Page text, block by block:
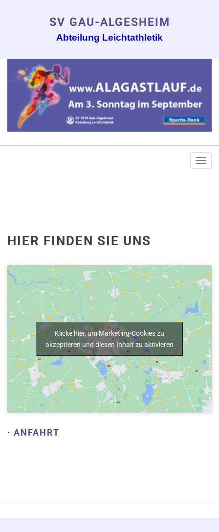
SV GAU-ALGESHEIM
Abteilung Leichtathletik
HIER FINDEN SIE UNS
Klicke hier, um Marketing-Cookies zu
akzeptieren und diesen Inhalt zu aktivieren
· ANFAHRT